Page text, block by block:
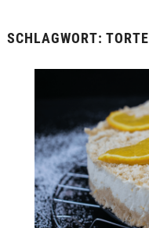
SCHLAGWORT: TORTE